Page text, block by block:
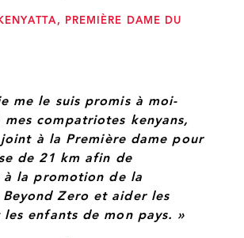
PREMIÈRE DAME DU
me le suis promis à moi-
mes compatriotes kenyans,
à la Première dame pour
de 21 km afin de
à la promotion de la
Beyond Zero et aider les
les enfants de mon pays. »